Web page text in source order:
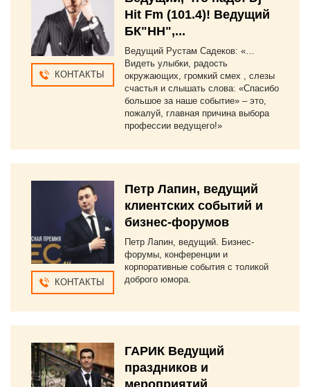
КОНТАКТЫ
Hit Fm (101.4)! Ведущий
БК"НН",...
Ведущий Рустам Садеков: «…
Видеть улыбки, радость
окружающих, громкий смех , слезы
счастья и слышать слова: «Спасибо
большое за наше событие» – это,
пожалуй, главная причина выбора
профессии ведущего!»
КОНТАКТЫ
Петр Лапин, ведущий
клиентских событий и
бизнес-форумов
Петр Лапин, ведущий. Бизнес-
форумы, конференции и
корпоративные события с толикой
доброго юмора.
ГАРИК Ведущий
праздников и
мероприятий